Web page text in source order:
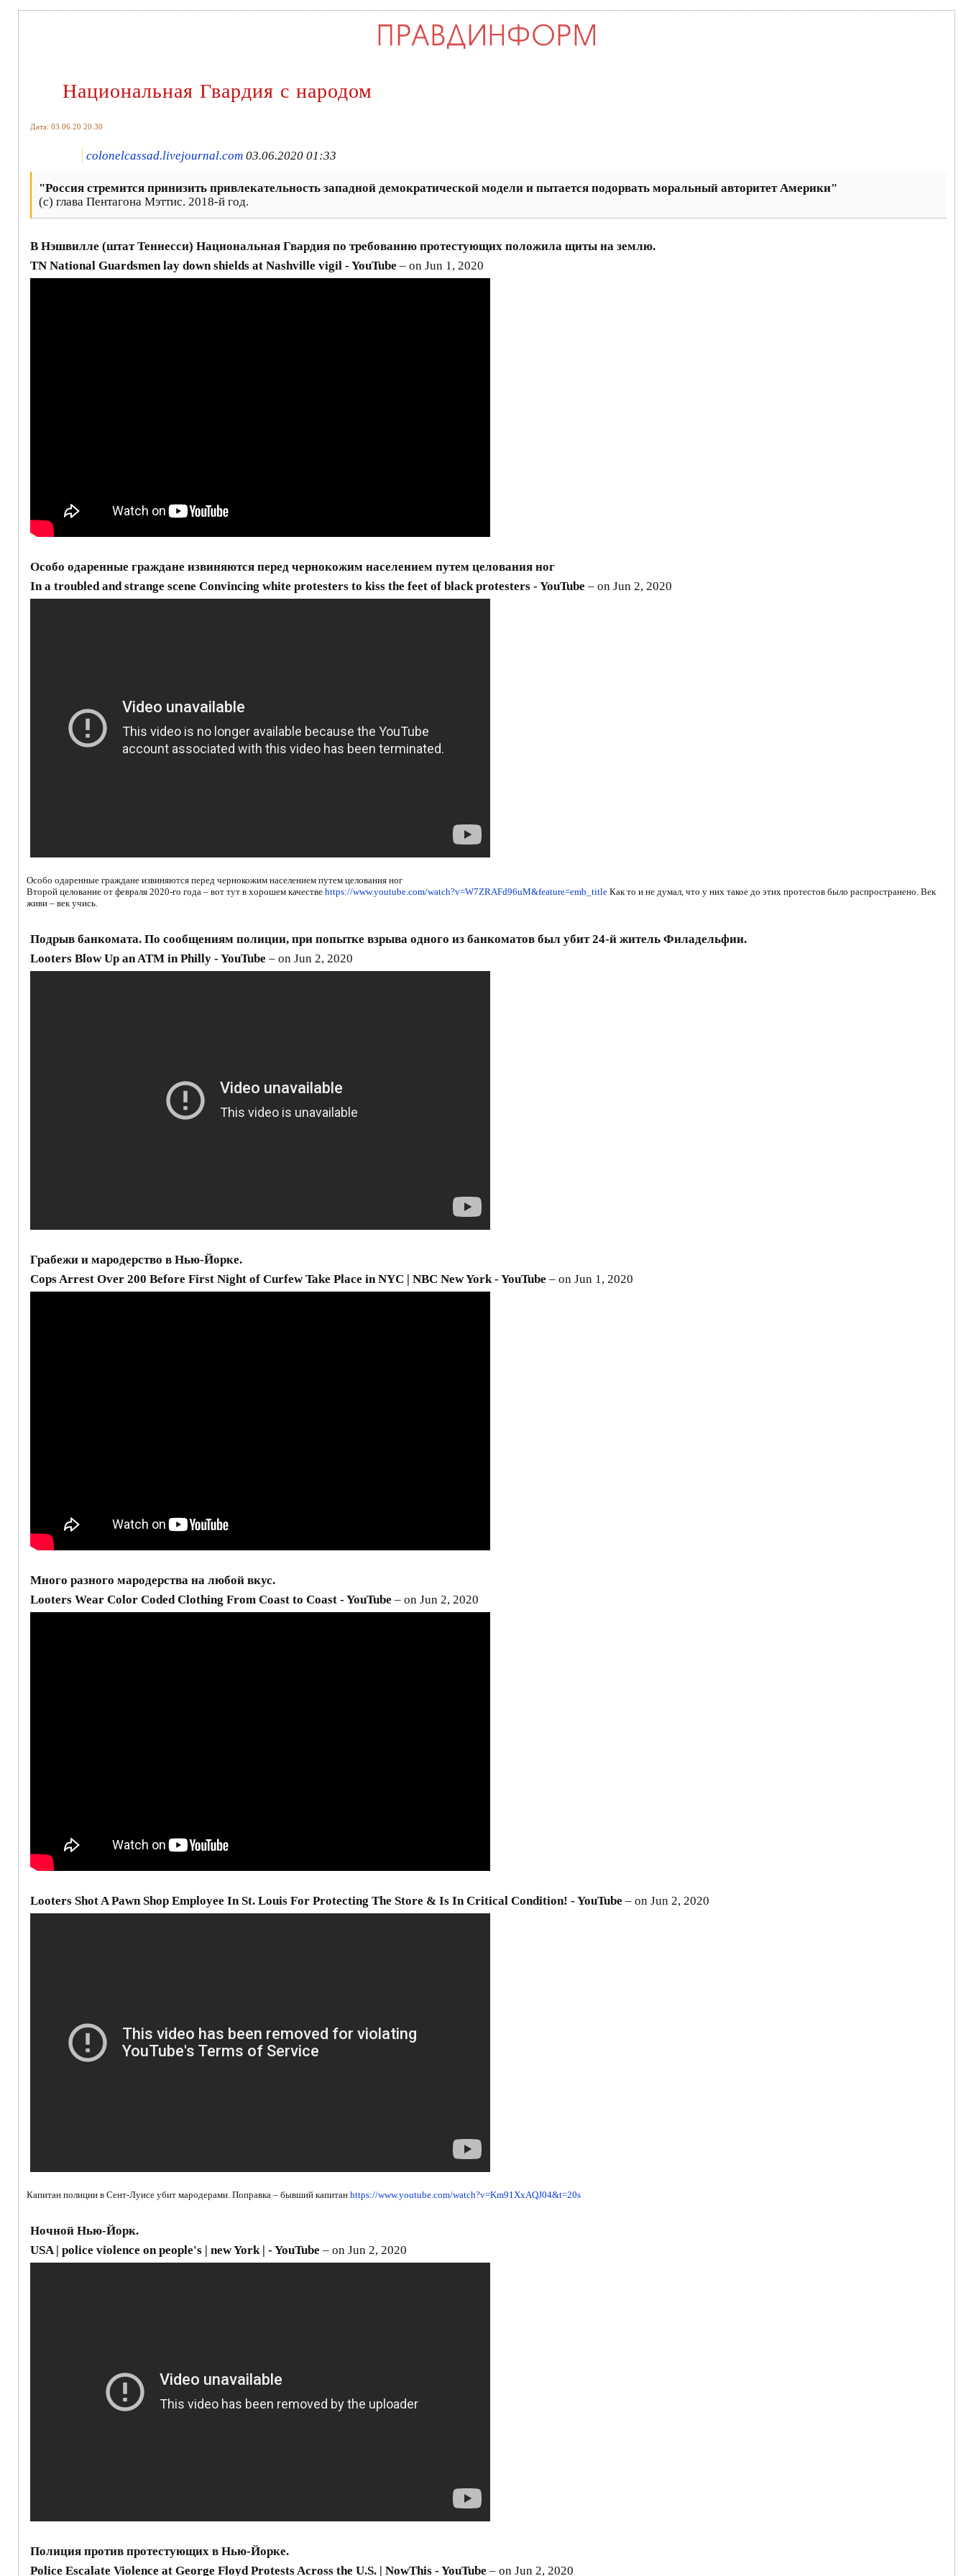
Национальная Гвардия с народом
Дата: 03.06.20 20:30
colonelcassad.livejournal.com 03.06.2020 01:33
"Россия стремится принизить привлекательность западной демократической модели и пытается подорвать моральный авторитет Америки"
(с) глава Пентагона Мэттис. 2018-й год.
В Нэшвилле (штат Теннесси) Национальная Гвардия по требованию протестующих положила щиты на землю.
TN National Guardsmen lay down shields at Nashville vigil - YouTube – on Jun 1, 2020
Особо одаренные граждане извиняются перед чернокожим населением путем целования ног
In a troubled and strange scene Convincing white protesters to kiss the feet of black protesters - YouTube – on Jun 2, 2020
Особо одаренные граждане извиняются перед чернокожим населением путем целования ног
Второй целование от февраля 2020-го года – вот тут в хорошем качестве https://www.youtube.com/watch?v=W7ZRAFd96uM&feature=emb_title Как то и не думал, что у них такое до этих протестов было распространено. Век
живи – век учись.
Подрыв банкомата. По сообщениям полиции, при попытке взрыва одного из банкоматов был убит 24-й житель Филадельфии.
Looters Blow Up an ATM in Philly - YouTube – on Jun 2, 2020
Грабежи и мародерство в Нью-Йорке.
Cops Arrest Over 200 Before First Night of Curfew Take Place in NYC | NBC New York - YouTube – on Jun 1, 2020
Много разного мародерства на любой вкус.
Looters Wear Color Coded Clothing From Coast to Coast - YouTube – on Jun 2, 2020
Looters Shot A Pawn Shop Employee In St. Louis For Protecting The Store & Is In Critical Condition! - YouTube – on Jun 2, 2020
Капитан полиции в Сент-Луисе убит мародерами. Поправка – бывший капитан https://www.youtube.com/watch?v=Km91XxAQJ04&t=20s
Ночной Нью-Йорк.
USA | police violence on people's | new York | - YouTube – on Jun 2, 2020
Полиция против протестующих в Нью-Йорке.
Police Escalate Violence at George Floyd Protests Across the U.S. | NowThis - YouTube – on Jun 2, 2020